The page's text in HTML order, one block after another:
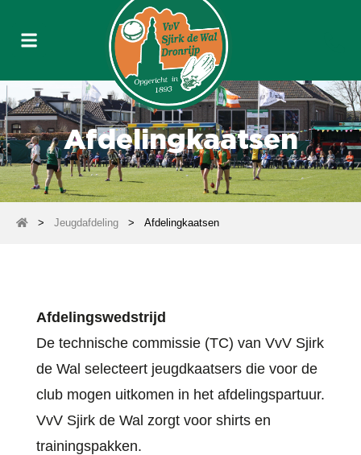
Afdelingkaatsen
> Jeugdafdeling > Afdelingkaatsen
Afdelingswedstrijd
De technische commissie (TC) van VvV Sjirk
de Wal selecteert jeugdkaatsers die voor de
club mogen uitkomen in het afdelingspartuur.
VvV Sjirk de Wal zorgt voor shirts en
trainingspakken.